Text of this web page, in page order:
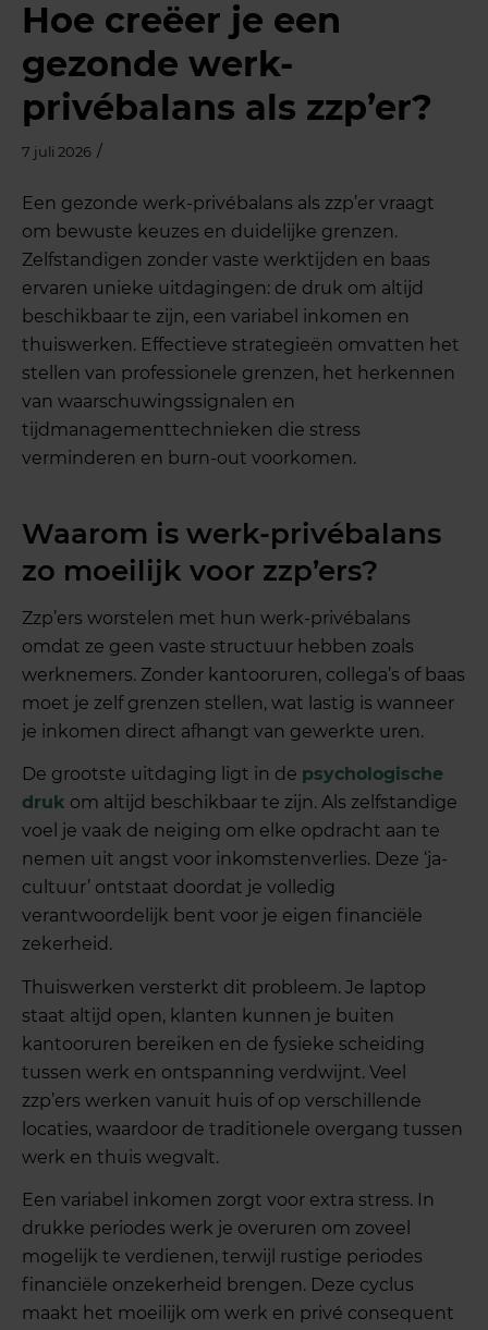
Hoe creëer je een
gezonde werk-
privébalans als zzp’er?
7 juli 2026 /
Een gezonde werk-privébalans als zzp’er vraagt
om bewuste keuzes en duidelijke grenzen.
Zelfstandigen zonder vaste werktijden en baas
ervaren unieke uitdagingen: de druk om altijd
beschikbaar te zijn, een variabel inkomen en
thuiswerken. Effectieve strategieën omvatten het
stellen van professionele grenzen, het herkennen
van waarschuwingssignalen en
tijdmanagementtechnieken die stress
verminderen en burn-out voorkomen.
Waarom is werk-privébalans
zo moeilijk voor zzp’ers?
Zzp’ers worstelen met hun werk-privébalans
omdat ze geen vaste structuur hebben zoals
werknemers. Zonder kantooruren, collega’s of baas
moet je zelf grenzen stellen, wat lastig is wanneer
je inkomen direct afhangt van gewerkte uren.
De grootste uitdaging ligt in de psychologische
druk om altijd beschikbaar te zijn. Als zelfstandige
voel je vaak de neiging om elke opdracht aan te
nemen uit angst voor inkomstenverlies. Deze ‘ja-
cultuur’ ontstaat doordat je volledig
verantwoordelijk bent voor je eigen financiële
zekerheid.
Thuiswerken versterkt dit probleem. Je laptop
staat altijd open, klanten kunnen je buiten
kantooruren bereiken en de fysieke scheiding
tussen werk en ontspanning verdwijnt. Veel
zzp’ers werken vanuit huis of op verschillende
locaties, waardoor de traditionele overgang tussen
werk en thuis wegvalt.
Een variabel inkomen zorgt voor extra stress. In
drukke periodes werk je overuren om zoveel
mogelijk te verdienen, terwijl rustige periodes
financiële onzekerheid brengen. Deze cyclus
maakt het moeilijk om werk en privé consequent